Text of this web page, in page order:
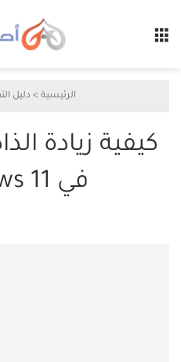
الرئيسية > دليل
كيفية زيادة
في Windows 11